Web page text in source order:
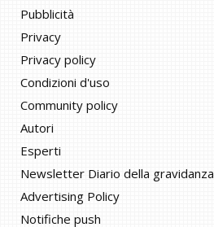
Pubblicità
Privacy
Privacy policy
Condizioni d'uso
Community policy
Autori
Esperti
Newsletter Diario della gravidanza
Advertising Policy
Notifiche push